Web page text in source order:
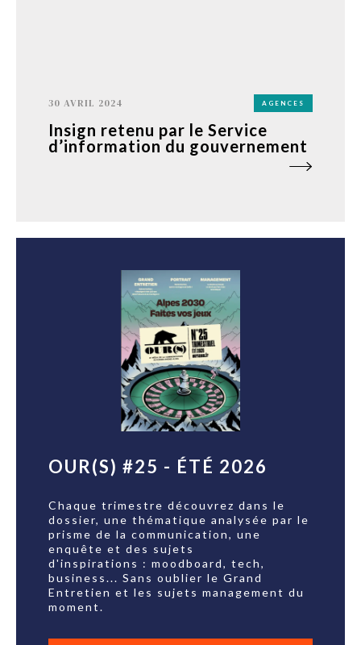
30 AVRIL 2024 AGENCES
Insign retenu par le Service
d’information du gouvernement
OUR(S) #25 - ÉTÉ 2026
Chaque trimestre découvrez dans le
dossier, une thématique analysée par le
prisme de la communication, une
enquête et des sujets
d'inspirations : moodboard, tech,
business... Sans oublier le Grand
Entretien et les sujets management du
moment.